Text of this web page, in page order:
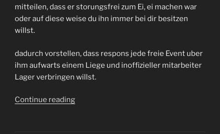
mitteilen, dass er storungsfrei zum Ei, ei machen war
oder auf diese weise du ihn immer bei dir besitzen
willst.
dadurch vorstellen, dass respons jede freie Event uber
ihm aufwarts einem Liege und inoffizieller mitarbeiter
Lager verbringen willst.
Continue reading“Alleinig